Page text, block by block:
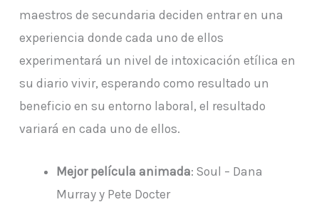
maestros de secundaria deciden entrar en una
experiencia donde cada uno de ellos
experimentará un nivel de intoxicación etílica en
su diario vivir, esperando como resultado un
beneficio en su entorno laboral, el resultado
variará en cada uno de ellos.
Mejor película animada: Soul – Dana
Murray y Pete Docter